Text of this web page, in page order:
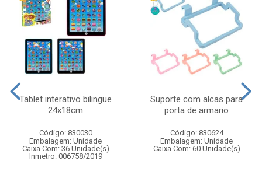
Tablet interativo bilingue
24x18cm
Código: 830030
Embalagem: Unidade
Caixa Com: 36 Unidade(s)
Inmetro: 006758/2019
Suporte com alcas para
porta de armario
Código: 830624
Embalagem: Unidade
Caixa Com: 60 Unidade(s)